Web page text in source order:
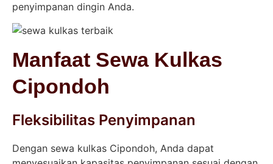
penyimpanan dingin Anda.
Manfaat Sewa Kulkas
Cipondoh
Fleksibilitas Penyimpanan
Dengan sewa kulkas Cipondoh, Anda dapat